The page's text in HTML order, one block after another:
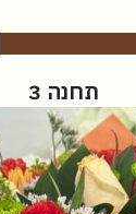
תחנה 3